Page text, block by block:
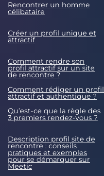
Rencontrer un homme
célibataire
Créer un profil unique et
attractif
Comment rendre son
profil attractif sur un site
de rencontre ?
Comment rédiger un profil
attractif et authentique ?
Qu’est-ce que la règle des
3 premiers rendez-vous ?
Description profil site de
rencontre : conseils
pratiques et exemples
pour se démarquer sur
Meetic